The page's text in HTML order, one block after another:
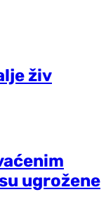
živ
ugrožene